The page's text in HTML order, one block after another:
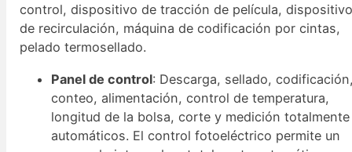
control, dispositivo de tracción de película,
de recirculación, máquina de codificación por cintas,
pelado termosellado.
Panel de control: Descarga, sellado,
conteo, alimentación, control de temperatura,
longitud de la bolsa, corte y medición totalmente
automáticos. El control fotoeléctrico permite un